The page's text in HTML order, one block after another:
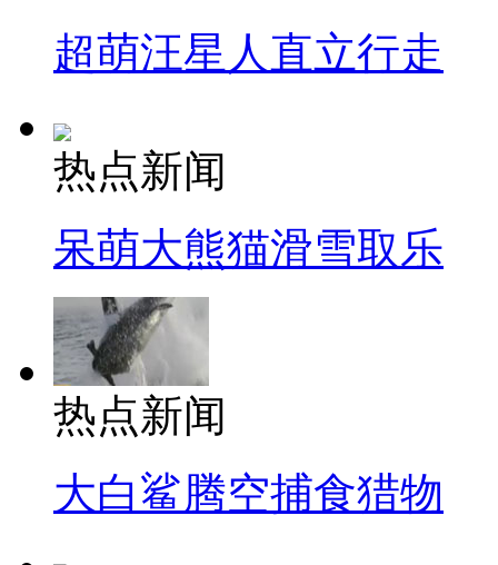
超萌汪星人直立行走
热点新闻
呆萌大熊猫滑雪取乐
热点新闻
大白鲨腾空捕食猎物